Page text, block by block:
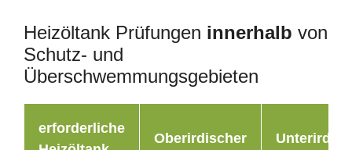
Heizöltank Prüfungen innerhalb von
Schutz- und
Überschwemmungsgebieten
erforderliche
Oberirdischer